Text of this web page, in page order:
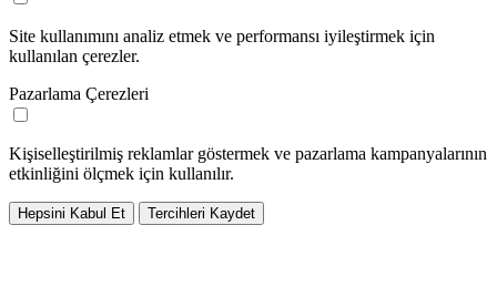
Site kullanımını analiz etmek ve performansı iyileştirmek için
kullanılan çerezler.
Pazarlama Çerezleri
Kişiselleştirilmiş reklamlar göstermek ve pazarlama kampanyalarının
etkinliğini ölçmek için kullanılır.
Hepsini Kabul Et Tercihleri Kaydet